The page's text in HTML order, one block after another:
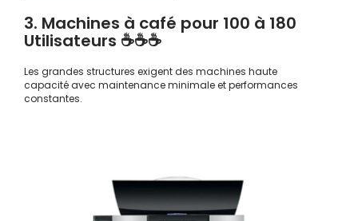
3. Machines à café pour 100 à 180
Utilisateurs ☕☕☕
Les grandes structures exigent des machines haute
capacité avec maintenance minimale et performances
constantes.